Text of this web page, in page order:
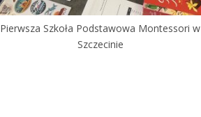
Pierwsza Szkoła Podstawowa Montessori w
Szczecinie